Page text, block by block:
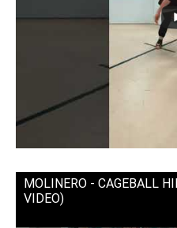
MOLINERO - CAGEBALL
VIDEO)